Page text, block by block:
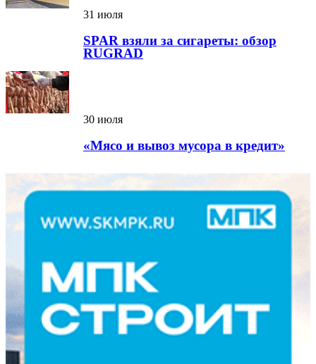
31 июля
SPAR взяли за сигареты: обзор
RUGRAD
30 июля
«Мясо и вывоз мусора в кредит»